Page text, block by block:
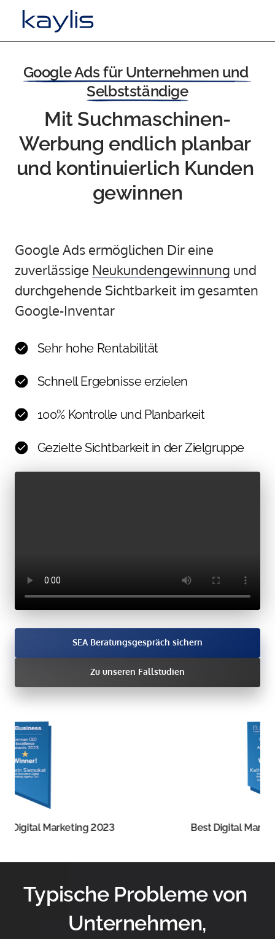
Google Ads für Unternehmen
und
Selbstständige
Mit Suchmaschinen-
Werbung endlich planbar
und kontinuierlich Kunden
gewinnen
Google Ads ermöglichen Dir eine
zuverlässige Neukundengewinnung und
durchgehende Sichtbarkeit im gesamten
Google-Inventar
Sehr hohe Rentabilität
Schnell Ergebnisse erzielen
100% Kontrolle und Planbarkeit
Gezielte Sichtbarkeit in der Zielgruppe
SEA Beratungsgespräch sichern
Zu unseren Fallstudien
Marketing 2023 Best Digital
Typische Probleme von
Unternehmen,